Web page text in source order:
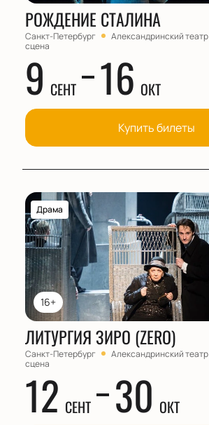
РОЖДЕНИЕ СТАЛИНА
Санкт-Петербург Александринский театр
сцена
9 СЕНТ 16 ОКТ
Купить билеты
16+
Драма
ЛИТУРГИЯ ЗИРО (ZERO)
Санкт-Петербург Александринский театр
сцена
12 СЕНТ 30 ОКТ